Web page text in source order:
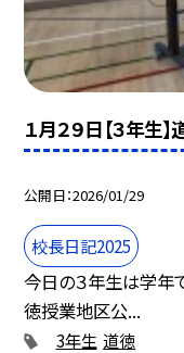
１月２９日【３年
公開日 2026/01/29
校長日記2025
今日の３年生は学年
徳授業地区公...
3年生 道徳